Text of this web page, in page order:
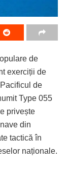
de
exerciții de
de
Type 055
privește
din
tactică în
naționale.